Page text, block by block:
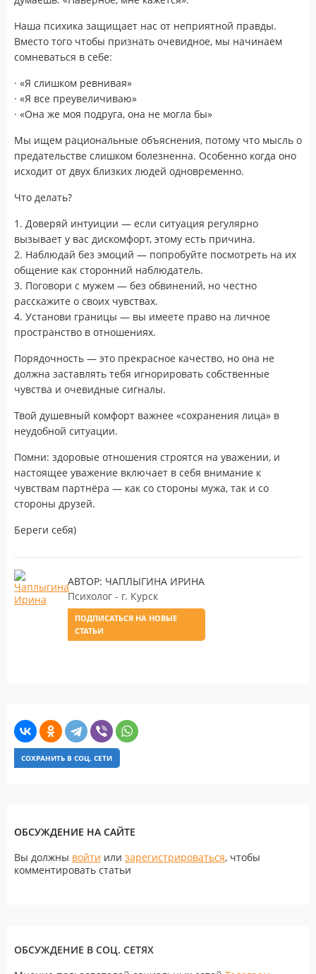
Наша психика защищает нас от неприятной правды.
Вместо того чтобы признать очевидное, мы начинаем
сомневаться в себе:
· «Я слишком ревнивая»
· «Я все преувеличиваю»
· «Она же моя подруга, она не могла бы»
Мы ищем рациональные объяснения, потому что мысль о
предательстве слишком болезненна. Особенно когда оно
исходит от двух близких людей одновременно.
Что делать?
1. Доверяй интуиции — если ситуация регулярно
вызывает у вас дискомфорт, этому есть причина.
2. Наблюдай без эмоций — попробуйте посмотреть на их
общение как сторонний наблюдатель.
3. Поговори с мужем — без обвинений, но честно
расскажите о своих чувствах.
4. Установи границы — вы имеете право на личное
пространство в отношениях.
Порядочность — это прекрасное качество, но она не
должна заставлять тебя игнорировать собственные
чувства и очевидные сигналы.
Твой душевный комфорт важнее «сохранения лица» в
неудобной ситуации.
Помни: здоровые отношения строятся на уважении, и
настоящее уважение включает в себя внимание к
чувствам партнёра — как со стороны мужа, так и со
стороны друзей.
Береги себя)
АВТОР: ЧАПЛЫГИНА ИРИНА
Психолог - г. Курск
ПОДПИСАТЬСЯ НА НОВЫЕ
СТАТЬИ
СОХРАНИТЬ В СОЦ. СЕТИ
ОБСУЖДЕНИЕ НА САЙТЕ
Вы должны войти или зарегистрироваться, чтобы
комментировать статьи
ОБСУЖДЕНИЕ В СОЦ. СЕТЯХ